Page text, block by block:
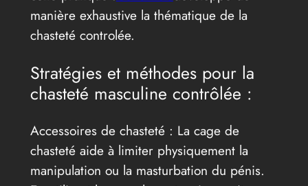
manière exhaustive la thématique de la
chasteté controlée.
Stratégies et méthodes pour la
chasteté masculine contrôlée :
Accessoires de chasteté : La cage de
chasteté aide à limiter physiquement la
manipulation ou la masturbation du pénis.